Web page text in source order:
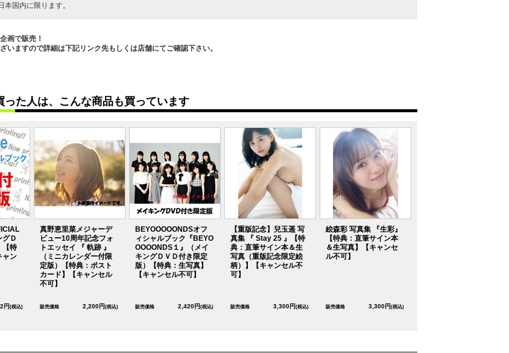
国内に限ります。
画で販売！
いますので詳細は下記リンク先もしくは店舗にてご確認下さい。
った人は、こんな商品も買っています
グＤ
【特
ャン
円(税込)
真野恵里菜メジャーデ
ビュー10周年記念フォ
トエッセイ 『 軌跡 』
（ミニカレンダー付限
定版）【特典：ポスト
カード】【キャンセル
不可】
販売価格 2,200円(税込)
BEYOOOOONDSオフ
ィシャルブック『BEYO
OOOONDS１』（メイ
キングＤＶＤ付き限定
版）【特典：生写真】
【キャンセル不可】
販売価格 2,420円(税込)
【重版記念】兒玉遥 写
真集 『 Stay 25 』【特
典：直筆サイン本＆生
写真（重版記念限定絵
柄）】【キャンセル不
可】
販売価格 3,300円(税込)
絵森彩 写真集 『生彩』
【特典：直筆サイン本
＆生写真】【キャンセ
ル不可】
販売価格 3,300円(税込)